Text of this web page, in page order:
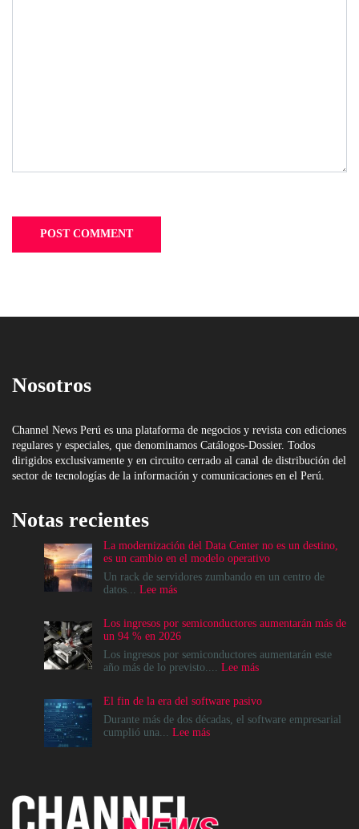
Nosotros
Channel News Perú es una plataforma de negocios y revista con ediciones
regulares y especiales, que denominamos Catálogos-Dossier. Todos
dirigidos exclusivamente y en circuito cerrado al canal de distribución del
sector de tecnologías de la información y comunicaciones en el Perú.
Notas recientes
La modernización del Data Center no es un destino,
es un cambio en el modelo operativo
Un rack de servidores zumbando en un centro de
datos... Lee más:
del
Data
Center
no
destino,
es
un
operativo
Los ingresos por semiconductores aumentarán más de
un 94 % en 2026
Los ingresos por semiconductores aumentarán este
año más de lo previsto.... Lee más:
por
semiconductores
El fin de la era del software pasivo
Durante más de dos décadas, el software empresarial
cumplió una... Lee más:
software